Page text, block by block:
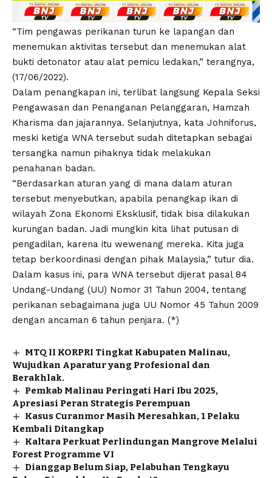
“Tim pengawas perikanan turun ke lapangan dan
menemukan aktivitas tersebut dan menemukan alat
bukti detonator atau alat pemicu ledakan,” terangnya,
(17/06/2022).
Dalam penangkapan ini, terlibat langsung Kepala Seksi
Pengawasan dan Penanganan Pelanggaran, Hamzah
Kharisma dan jajarannya. Selanjutnya, kata Johniforus,
meski ketiga WNA tersebut sudah ditetapkan sebagai
tersangka namun pihaknya tidak melakukan
penahanan badan.
“Berdasarkan aturan yang di mana dalam aturan
tersebut menyebutkan, apabila penangkap ikan di
wilayah Zona Ekonomi Eksklusif, tidak bisa dilakukan
kurungan badan. Jadi mungkin kita lihat putusan di
pengadilan, karena itu wewenang mereka. Kita juga
tetap berkoordinasi dengan pihak Malaysia,” tutur dia.
Dalam kasus ini, para WNA tersebut dijerat pasal 84
Undang-Undang (UU) Nomor 31 Tahun 2004, tentang
perikanan sebagaimana juga UU Nomor 45 Tahun 2009
dengan ancaman 6 tahun penjara. (*)
MTQ II KORPRI Tingkat Kabupaten Malinau,
Wujudkan Aparatur yang Profesional dan
Berakhlak.
Pemkab Malinau Peringati Hari Ibu 2025,
Apresiasi Peran Strategis Perempuan
Kasus Curanmor Masih Meresahkan, 1 Pelaku
Kembali Ditangkap
Kaltara Perkuat Perlindungan Mangrove Melalui
Forest Programme VI
Dianggap Belum Siap, Pelabuhan Tengkayu